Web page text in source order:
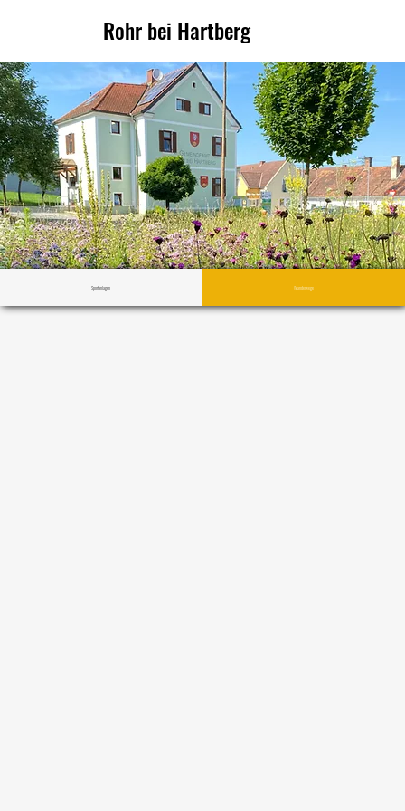
Rohr bei Hartberg
Sportanlagen Wanderwege